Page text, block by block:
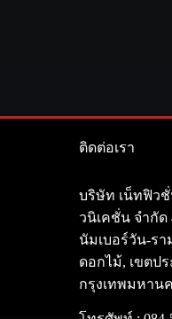
ติดต่อเรา
บริษัท เน็ทฟิว
วนิเคชั่น จำกัด
นัมเบอร์วัน-รา
ดอกไม้, เขตปร
กรุงเทพมหานค